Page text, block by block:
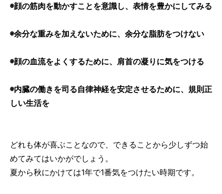
◉顔の筋肉を動かすことを意識し、表情を豊かにしてみる
◉余分な重みを加えないために、余分な脂肪をつけない
◉顔の血流をよくするために、肩首の凝りに気をつける
◉内臓の働きを司る自律神経を安定させるために、規則正
しい生活を
どれも体が喜ぶことなので、できることから少しずつ始
めてみてはいかがでしょう。
夏から秋にかけては1年で1番気をつけたい時期です。